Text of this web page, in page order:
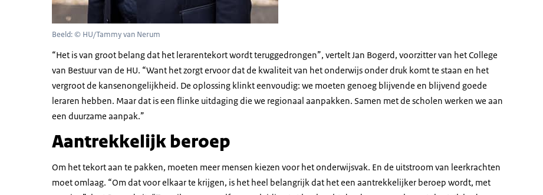
Beeld: © HU/Tammy van Nerum
“Het is van groot belang dat het lerarentekort wordt teruggedrongen”, vertelt Jan Bogerd, voorzitter van het College
van Bestuur van de HU. “Want het zorgt ervoor dat de kwaliteit van het onderwijs onder druk komt te staan en het
vergroot de kansenongelijkheid. De oplossing klinkt eenvoudig: we moeten genoeg blijvende en blijvend goede
leraren hebben. Maar dat is een flinke uitdaging die we regionaal aanpakken. Samen met de scholen werken we aan
een duurzame aanpak.”
Aantrekkelijk beroep
Om het tekort aan te pakken, moeten meer mensen kiezen voor het onderwijsvak. En de uitstroom van leerkrachten
moet omlaag. “Om dat voor elkaar te krijgen, is het heel belangrijk dat het een aantrekkelijker beroep wordt, met